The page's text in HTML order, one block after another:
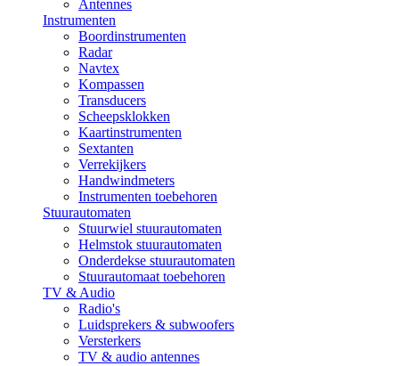
Antennes
Instrumenten
Boordinstrumenten
Radar
Navtex
Kompassen
Transducers
Scheepsklokken
Kaartinstrumenten
Sextanten
Verrekijkers
Handwindmeters
Instrumenten toebehoren
Stuurautomaten
Stuurwiel stuurautomaten
Helmstok stuurautomaten
Onderdekse stuurautomaten
Stuurautomaat toebehoren
TV & Audio
Radio's
Luidsprekers & subwoofers
Versterkers
TV & audio antennes